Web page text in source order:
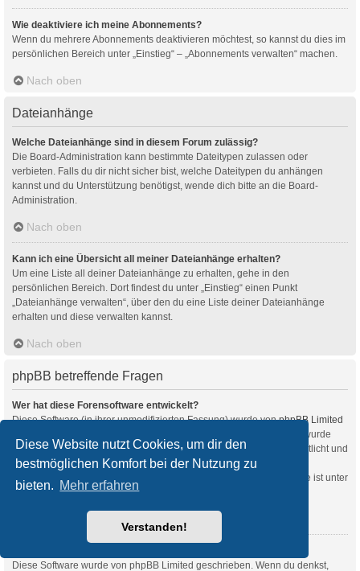
Diese Website nutzt Cookies, um dir den
bestmöglichen Komfort bei der Nutzung zu
bieten. Mehr erfahren
Verstanden!
Wie deaktiviere ich meine Abonnements?
Wenn du mehrere Abonnements deaktivieren möchtest, so kannst du dies im
persönlichen Bereich unter „Einstieg“ – „Abonnements verwalten“ machen.
Nach oben
Dateianhänge
Welche Dateianhänge sind in diesem Forum zulässig?
Die Board-Administration kann bestimmte Dateitypen zulassen oder
verbieten. Falls du dir nicht sicher bist, welche Dateitypen du anhängen
kannst und du Unterstützung benötigst, wende dich bitte an die Board-
Administration.
Nach oben
Kann ich eine Übersicht all meiner Dateianhänge erhalten?
Um eine Liste all deiner Dateianhänge zu erhalten, gehe in den
persönlichen Bereich. Dort findest du unter „Einstieg“ einen Punkt
„Dateianhänge verwalten“, über den du eine Liste deiner Dateianhänge
erhalten und diese verwalten kannst.
Nach oben
phpBB betreffende Fragen
Wer hat diese Forensoftware entwickelt?
Diese Software (in ihrer unmodifizierten Fassung) wurde vonphpBB Limited
entwickelt und veröffentlicht. Sie ist urheberrechtlich geschützt. Sie wurde
unter der GNU General Public License, Version 2 (GPL-2.0) veröffentlicht und
kann frei vertrieben werden. Weitere Details findest du
auf der Seite von phpBB Limited
. Eine deutschsprachige Anlaufstelle ist unter
phpBB.de zu finden.
Diese Software wurde von phpBB Limited geschrieben. Wenn du denkst,